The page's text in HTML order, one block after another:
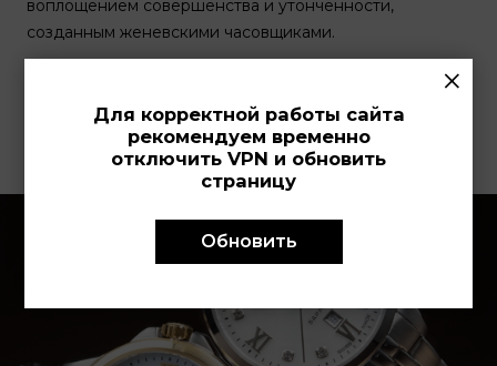
воплощением совершенства и утонченности,
созданным женевскими часовщиками.
×
Для корректной работы сайта
рекомендуем временно
отключить VPN и обновить
страницу
Обновить